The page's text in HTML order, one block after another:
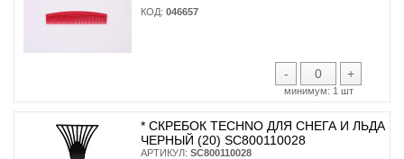
КОД: 046657
- +
минимум: 1 шт
* CКРЕБОК TECHNO ДЛЯ СНЕГА И ЛЬДА
ЧЕРНЫЙ (20) SC800110028
АРТИКУЛ: SC800110028